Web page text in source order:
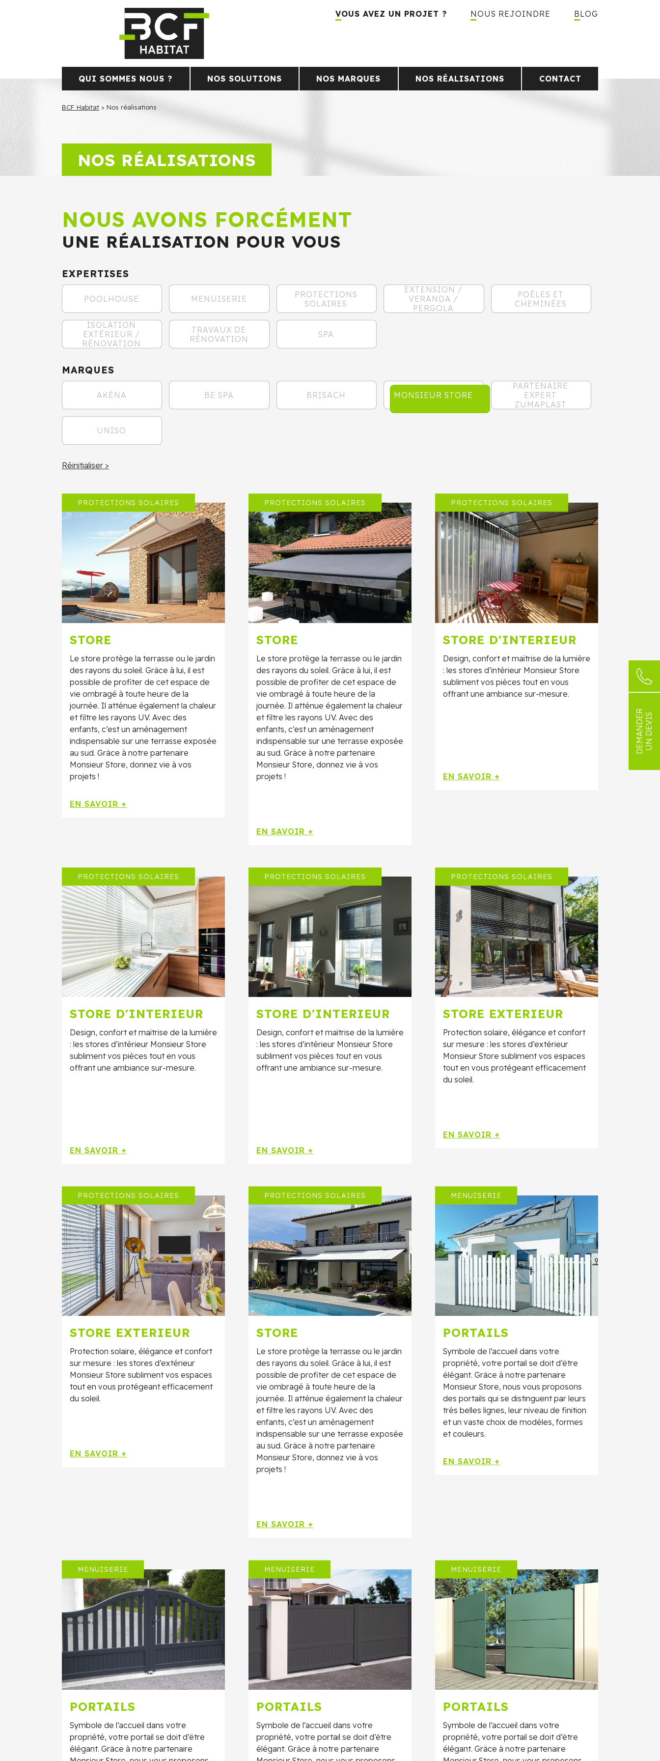
VOUS AVEZ UN PROJET ? NOUS REJOINDRE BLOG
QUI SOMMES NOUS ? NOS SOLUTIONS NOS MARQUES NOS RÉALISATIONS CONTACT
DEMANDERUN DEVIS
BCF Habitat > Nos réalisations
NOS RÉALISATIONS
NOUS AVONS FORCÉMENT
UNE RÉALISATION POUR VOUS
EXPERTISES
POOLHOUSE MENUISERIE
PROTECTIONS
SOLAIRES
EXTENSION /
VERANDA /
PERGOLA
POÊLES ET
CHEMINÉES
ISOLATION
EXTÉRIEUR /
RÉNOVATION
TRAVAUX DE
RÉNOVATION
SPA
MARQUES
AKÉNA BE SPA BRISACH MONSIEUR STORE
PARTENAIRE
EXPERT
ZUMAPLAST
UNISO
Réinitialiser >
PROTECTIONS SOLAIRES
STORE
Le store protège la terrasse ou le jardin
des rayons du soleil. Grâce à lui, il est
possible de profiter de cet espace de
vie ombragé à toute heure de la
journée. Il atténue également la chaleur
et filtre les rayons UV. Avec des
enfants, c’est un aménagement
indispensable sur une terrasse exposée
au sud. Grâce à notre partenaire
Monsieur Store, donnez vie à vos
projets !
EN SAVOIR +
PROTECTIONS SOLAIRES
STORE
Le store protège la terrasse ou le jardin
des rayons du soleil. Grâce à lui, il est
possible de profiter de cet espace de
vie ombragé à toute heure de la
journée. Il atténue également la chaleur
et filtre les rayons UV. Avec des
enfants, c’est un aménagement
indispensable sur une terrasse exposée
au sud. Grâce à notre partenaire
Monsieur Store, donnez vie à vos
projets !
EN SAVOIR +
PROTECTIONS SOLAIRES
STORE D'INTERIEUR
Design, confort et maîtrise de la lumière
: les stores d’intérieur Monsieur Store
subliment vos pièces tout en vous
offrant une ambiance sur-mesure.
EN SAVOIR +
PROTECTIONS SOLAIRES
STORE D'INTERIEUR
Design, confort et maîtrise de la lumière
: les stores d’intérieur Monsieur Store
subliment vos pièces tout en vous
offrant une ambiance sur-mesure.
EN SAVOIR +
PROTECTIONS SOLAIRES
STORE D'INTERIEUR
Design, confort et maîtrise de la lumière
: les stores d’intérieur Monsieur Store
subliment vos pièces tout en vous
offrant une ambiance sur-mesure.
EN SAVOIR +
PROTECTIONS SOLAIRES
STORE EXTERIEUR
Protection solaire, élégance et confort
sur mesure : les stores d’extérieur
Monsieur Store subliment vos espaces
tout en vous protégeant efficacement
du soleil.
EN SAVOIR +
PROTECTIONS SOLAIRES
STORE EXTERIEUR
Protection solaire, élégance et confort
sur mesure : les stores d’extérieur
Monsieur Store subliment vos espaces
tout en vous protégeant efficacement
du soleil.
EN SAVOIR +
PROTECTIONS SOLAIRES
STORE
Le store protège la terrasse ou le jardin
des rayons du soleil. Grâce à lui, il est
possible de profiter de cet espace de
vie ombragé à toute heure de la
journée. Il atténue également la chaleur
et filtre les rayons UV. Avec des
enfants, c’est un aménagement
indispensable sur une terrasse exposée
au sud. Grâce à notre partenaire
Monsieur Store, donnez vie à vos
projets !
EN SAVOIR +
MENUISERIE
PORTAILS
Symbole de l’accueil dans votre
propriété, votre portail se doit d’être
élégant. Grâce à notre partenaire
Monsieur Store, nous vous proposons
des portails qui se distinguent par leurs
très belles lignes, leur niveau de finition
et un vaste choix de modèles, formes
et couleurs.
EN SAVOIR +
MENUISERIE
PORTAILS
Symbole de l’accueil dans votre
propriété, votre portail se doit d’être
élégant. Grâce à notre partenaire
MENUISERIE
PORTAILS
Symbole de l’accueil dans votre
propriété, votre portail se doit d’être
élégant. Grâce à notre partenaire
MENUISERIE
PORTAILS
Symbole de l’accueil dans votre
propriété, votre portail se doit d’être
élégant. Grâce à notre partenaire